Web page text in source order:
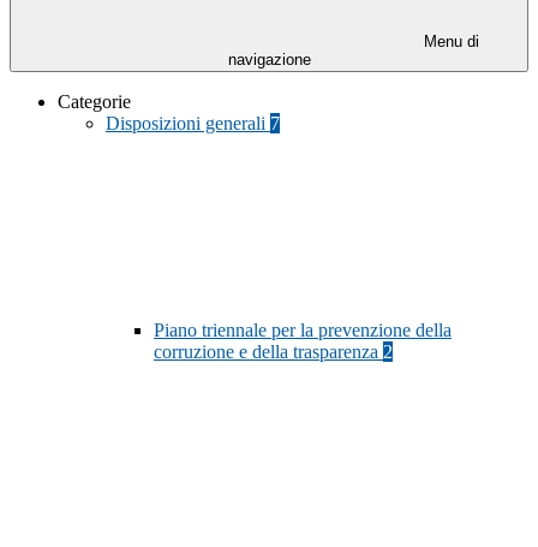
Menu di
navigazione
Categorie
Disposizioni generali 7
Piano triennale per la prevenzione della
corruzione e della trasparenza 2